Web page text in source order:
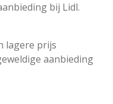
bij Lidl.
lagere prijs
aanbieding